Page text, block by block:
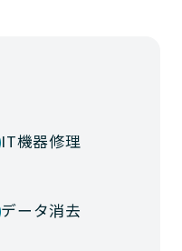
IT機器修理
データ消去